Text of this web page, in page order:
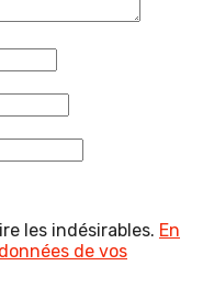
les indésirables. En
de vos